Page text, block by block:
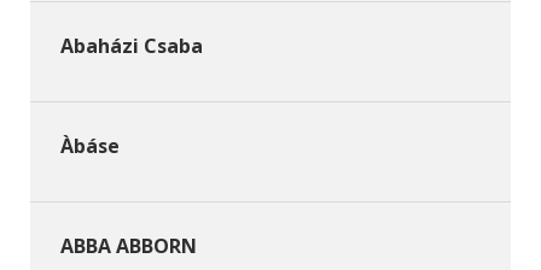
Abaházi Csaba
Àbáse
ABBA ABBORN